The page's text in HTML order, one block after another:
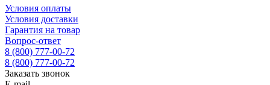
Условия оплаты
Условия доставки
Гарантия на товар
Вопрос-ответ
8 (800) 777-00-72
8 (800) 777-00-72
Заказать звонок